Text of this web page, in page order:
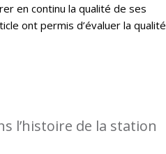
en continu la qualité de ses
ont permis d’évaluer la qualité
l’histoire de la station